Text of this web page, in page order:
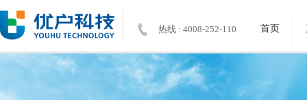
热线 : 4008-252-110 首页